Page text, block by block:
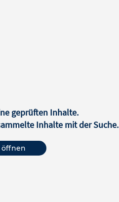
geprüften Inhalte.
Inhalte mit der Suche.
öffnen